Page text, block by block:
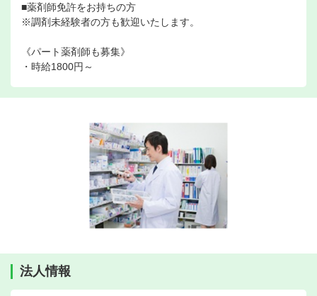
■薬剤師免許をお持ちの方
※調剤未経験者の方も歓迎いたします。
《パート薬剤師も募集》
・時給1800円～
法人情報